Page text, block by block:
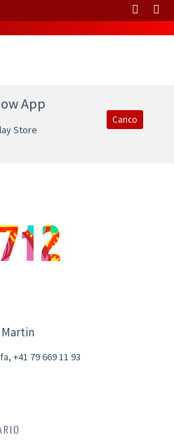
App
Store
Carico
Martin
, +41 79 669 11 93